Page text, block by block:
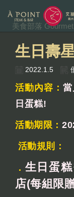
美食部落
生日壽
2022.1.5
活動內容：
日蛋糕!
活動期限：
活動規則：
． 生日蛋
店(每組限